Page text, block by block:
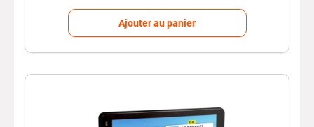
Ajouter au panier